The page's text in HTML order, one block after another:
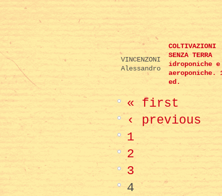
VINCENZONI
Alessandro
COLTIVAZIONI
SENZA TERRA
idroponiche e
aeroponiche.
ed.
« first
‹ previous
1
2
3
4